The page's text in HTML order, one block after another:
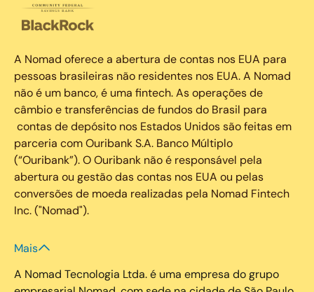
A Nomad oferece a abertura de contas nos EUA para
pessoas brasileiras não residentes nos EUA. A Nomad
não é um banco, é uma fintech. As operações de
câmbio e transferências de fundos do Brasil para
contas de depósito nos Estados Unidos são feitas em
parceria com Ouribank S.A. Banco Múltiplo
(“Ouribank”). O Ouribank não é responsável pela
abertura ou gestão das contas nos EUA ou pelas
conversões de moeda realizadas pela Nomad Fintech
Inc. ("Nomad").
Mais
A Nomad Tecnologia Ltda. é uma empresa do grupo